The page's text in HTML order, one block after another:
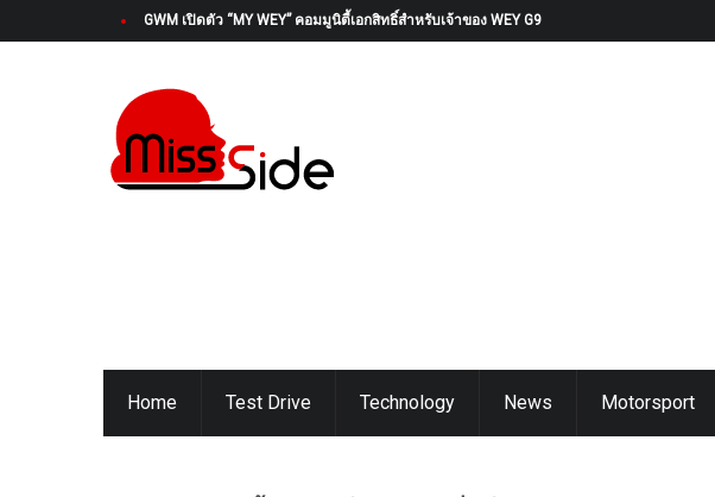
GWM เปิดตัว “MY WEY” คอมมูนิตี้เอกสิทธิ์สำหรับเจ้าของ WEY G9
Home Test Drive Technology News Motorsport